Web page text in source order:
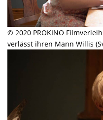
© 2020 PROKINO
verlässt ihren Mann Willis